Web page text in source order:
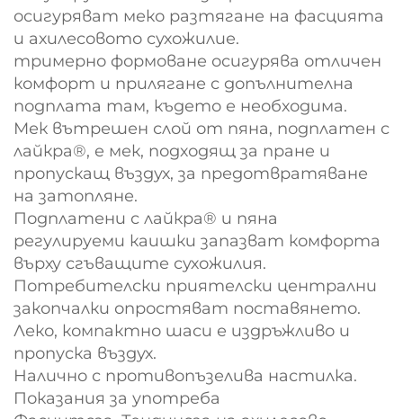
осигуряват меко разтягане на фасцията
и ахилесовото сухожилие.
тримерно формоване осигурява отличен
комфорт и прилягане с допълнителна
подплата там, където е необходима.
Мек вътрешен слой от пяна, подплатен с
лайкра®, е мек, подходящ за пране и
пропускащ въздух, за предотвратяване
на затопляне.
Подплатени с лайкра® и пяна
регулируеми каишки запазват комфорта
върху сгъващите сухожилия.
Потребителски приятелски централни
закопчалки опростяват поставянето.
Леко, компактно шаси е издръжливо и
пропуска въздух.
Налично с противопъзелива настилка.
Показания за употреба